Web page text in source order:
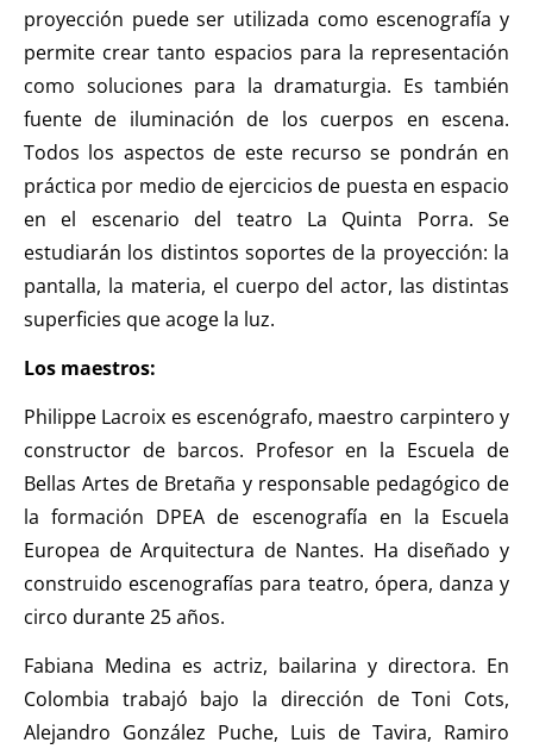
proyección puede ser utilizada como escenografía y
permite crear tanto espacios para la representación
como soluciones para la dramaturgia. Es también
fuente de iluminación de los cuerpos en escena.
Todos los aspectos de este recurso se pondrán en
práctica por medio de ejercicios de puesta en espacio
en el escenario del teatro La Quinta Porra. Se
estudiarán los distintos soportes de la proyección: la
pantalla, la materia, el cuerpo del actor, las distintas
superficies que acoge la luz.
Los maestros:
Philippe Lacroix es escenógrafo, maestro carpintero y
constructor de barcos. Profesor en la Escuela de
Bellas Artes de Bretaña y responsable pedagógico de
la formación DPEA de escenografía en la Escuela
Europea de Arquitectura de Nantes. Ha diseñado y
construido escenografías para teatro, ópera, danza y
circo durante 25 años.
Fabiana Medina es actriz, bailarina y directora. En
Colombia trabajó bajo la dirección de Toni Cots,
Alejandro González Puche, Luis de Tavira, Ramiro